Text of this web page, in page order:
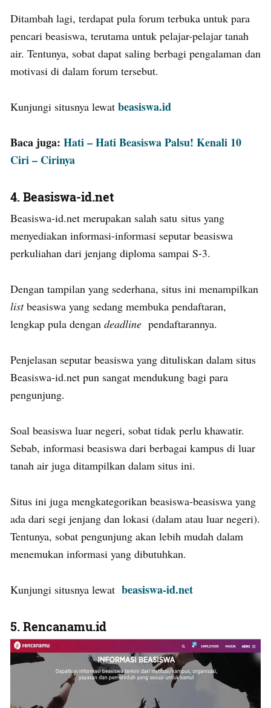
Ditambah lagi, terdapat pula forum terbuka untuk para
pencari beasiswa, terutama untuk pelajar-pelajar tanah
air. Tentunya, sobat dapat saling berbagi pengalaman dan
motivasi di dalam forum tersebut.
Kunjungi situsnya lewat beasiswa.id
Baca juga: Hati – Hati Beasiswa Palsu! Kenali 10
Ciri – Cirinya
4. Beasiswa-id.net
Beasiswa-id.net merupakan salah satu situs yang
menyediakan informasi-informasi seputar beasiswa
perkuliahan dari jenjang diploma sampai S-3.
Dengan tampilan yang sederhana, situs ini menampilkan
listbeasiswa yang sedang membuka pendaftaran,
lengkap pula dengan deadline pendaftarannya.
Penjelasan seputar beasiswa yang dituliskan dalam situs
Beasiswa-id.net pun sangat mendukung bagi para
pengunjung.
Soal beasiswa luar negeri, sobat tidak perlu khawatir.
Sebab, informasi beasiswa dari berbagai kampus di luar
tanah air juga ditampilkan dalam situs ini.
Situs ini juga mengkategorikan beasiswa-beasiswa yang
ada dari segi jenjang dan lokasi (dalam atau luar negeri).
Tentunya, sobat pengunjung akan lebih mudah dalam
menemukan informasi yang dibutuhkan.
Kunjungi situsnya lewat beasiswa-id.net
5. Rencanamu.id